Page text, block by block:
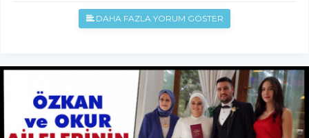
DAHA FAZLA YORUM GÖSTER